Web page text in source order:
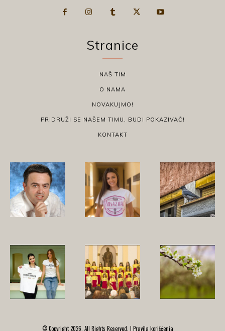
Stranice
NAŠ TIM
O NAMA
NOVAKUJMO!
PRIDRUŽI SE NAŠEM TIMU, BUDI POKAZIVAČ!
KONTAKT
© Copyright 2026, All Rights Reserved. | Pravila korišćenja